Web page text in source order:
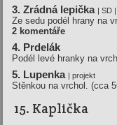
3. Zrádná lepička | SD
Ze sedu podél hrany na
2 komentáře
4. Prdelák
Podél levé hranky na
5. Lupenka | projekt
Stěnkou na vrchol. (cca
15. Kaplička